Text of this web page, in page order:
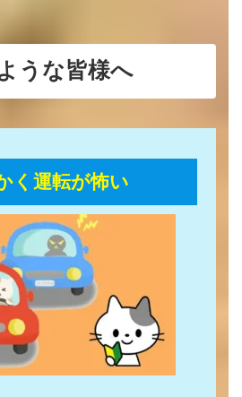
うな皆様へ
く運転が怖い